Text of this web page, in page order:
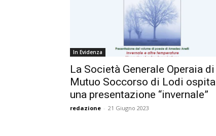
In Evidenza
La Società Generale Operaia di
Mutuo Soccorso di Lodi ospita
una presentazione “invernale”
redazione - 21 Giugno 2023